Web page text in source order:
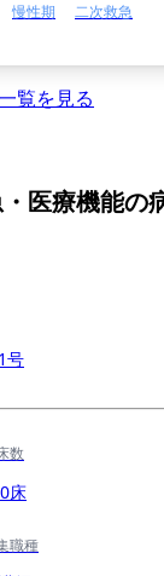
慢性期
二次救急
覧を見る
医療機能の
号
数
床
職種